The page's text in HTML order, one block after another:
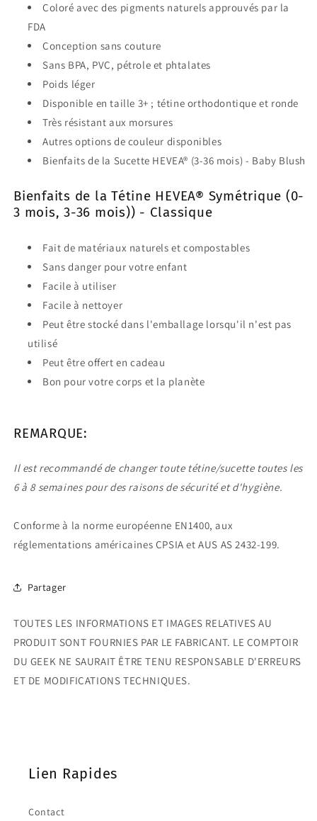
Coloré avec des pigments naturels approuvés par la
FDA
Conception sans couture
Sans BPA, PVC, pétrole et phtalates
Poids léger
Disponible en taille 3+ ; tétine orthodontique et ronde
Très résistant aux morsures
Autres options de couleur disponibles
Bienfaits de la Sucette HEVEA® (3-36 mois) - Baby Blush
Bienfaits de la Tétine HEVEA® Symétrique (0-
3 mois, 3-36 mois)) - Classique
Fait de matériaux naturels et compostables
Sans danger pour votre enfant
Facile à utiliser
Facile à nettoyer
Peut être stocké dans l'emballage lorsqu'il n'est pas
utilisé
Peut être offert en cadeau
Bon pour votre corps et la planète
REMARQUE:
Il est recommandé de changer toute tétine/sucette toutes les
6 à 8 semaines pour des raisons de sécurité et d'hygiène.
Conforme à la norme européenne EN1400, aux
réglementations américaines CPSIA et AUS AS 2432-199.
Partager
TOUTES LES INFORMATIONS ET IMAGES RELATIVES AU
PRODUIT SONT FOURNIES PAR LE FABRICANT. LE COMPTOIR
DU GEEK NE SAURAIT ÊTRE TENU RESPONSABLE D'ERREURS
ET DE MODIFICATIONS TECHNIQUES.
Lien Rapides
Contact